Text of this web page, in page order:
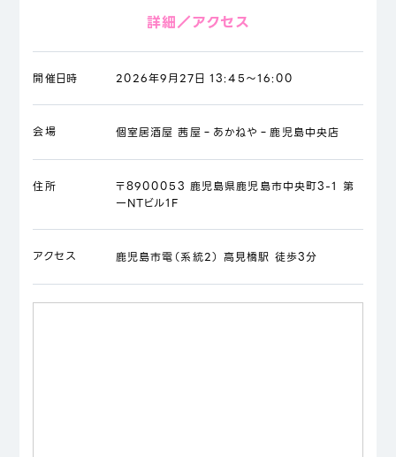
詳細／アクセス
開催日時 2026年9月27日 13:45～16:00
会場 個室居酒屋 茜屋‐あかねや‐鹿児島中央店
住所
〒8900053 鹿児島県鹿児島市中央町3-1 第
一NTビル1F
アクセス 鹿児島市電（系統2） 高見橋駅 徒歩3分